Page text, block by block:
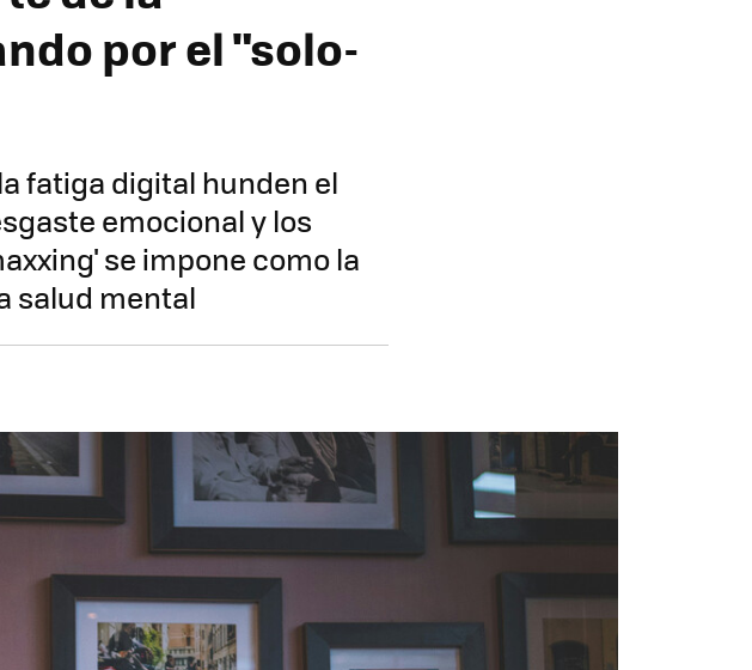
por el "solo-
fatiga digital hunden el
emocional y los
se impone como la
salud mental